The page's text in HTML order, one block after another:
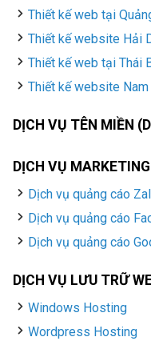
Thiết kế web tại
Thiết kế website Hải
Thiết kế web tại Thái
Thiết kế website
DỊCH VỤ TÊN MIỀN
DỊCH VỤ
Dịch vụ quảng cáo
Dịch vụ quảng cáo
Dịch vụ quảng cáo
DỊCH VỤ LƯU TRỮ
Windows Hosting
Wordpress Hosting